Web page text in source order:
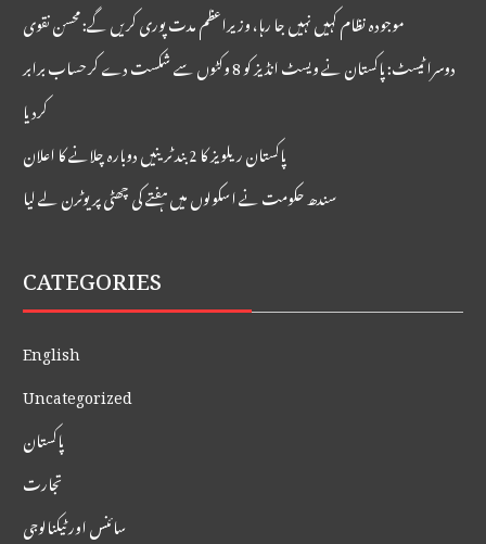
موجودہ نظام کہیں نہیں جا رہا، وزیراعظم مدت پوری کریں گے: محسن نقوی
دوسرا ٹیسٹ: پاکستان نے ویسٹ انڈیز کو 8 وکٹوں سے شکست دے کر حساب برابر
کردیا
پاکستان ریلویز کا 2 بند ٹرینیں دوبارہ چلانے کا اعلان
سندھ حکومت نے اسکولوں میں ہفتے کی چھٹی پر یوٹرن لے لیا
CATEGORIES
English
Uncategorized
پاکستان
تجارت
سائنس اور ٹیکنالوجی